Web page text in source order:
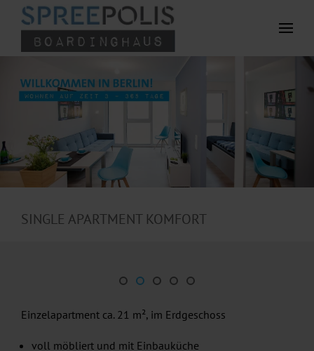
Zum Hauptinhalt springen
SINGLE APARTMENT KOMFORT
Einzelapartment ca. 21 m², im Erdgeschoss
voll möbliert und mit Einbauküche